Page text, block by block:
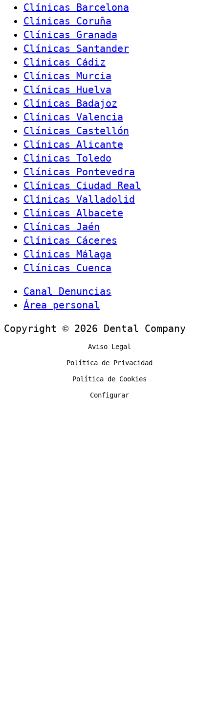
Clínicas Barcelona
Clínicas Coruña
Clínicas Granada
Clínicas Santander
Clínicas Cádiz
Clínicas Murcia
Clínicas Huelva
Clínicas Badajoz
Clínicas Valencia
Clínicas Castellón
Clínicas Alicante
Clínicas Toledo
Clínicas Pontevedra
Clínicas Ciudad Real
Clínicas Valladolid
Clínicas Albacete
Clínicas Jaén
Clínicas Cáceres
Clínicas Málaga
Clínicas Cuenca
Canal Denuncias
Área personal
Copyright © 2026 Dental Company
Aviso Legal
Política de Privacidad
Política de Cookies
Configurar